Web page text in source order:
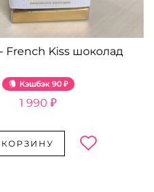
French Kiss шоколад
Кэшбэк 90 ₽
1 990 ₽
КОРЗИНУ